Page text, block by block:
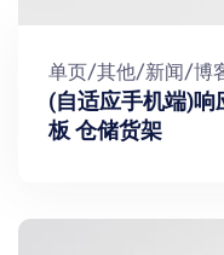
单页/其他/新闻/博
(自适应手机端)
板 仓储货架